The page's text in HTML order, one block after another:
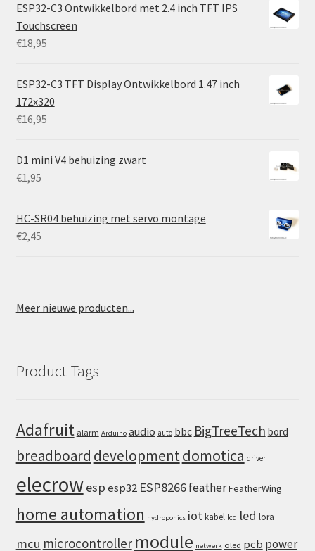
ESP32-C3 Ontwikkelbord met 2.4 inch TFT IPS
Touchscreen
€18,95
ESP32-C3 TFT Display Ontwikkelbord 1.47 inch
172x320
€16,95
D1 mini V4 behuizing zwart
€1,95
HC-SR04 behuizing met servo montage
€2,45
Meer nieuwe producten...
Product Tags
Adafruit alarm Arduino audio auto bbc BigTreeTech bord
breadboard developmentdomotica driver
elecrowespesp32 ESP8266featherFeatherWing
home automation hydroponics iot kabel lcd led lora
mcu microcontroller module netwerk oled pcb power